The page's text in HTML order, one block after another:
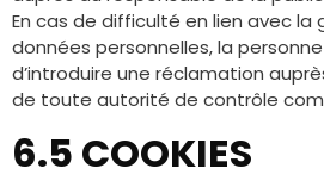
En cas de difficulté en lien avec la
données personnelles, la
d’introduire une réclamation
de toute autorité de contrôle
6.5 COOKIES